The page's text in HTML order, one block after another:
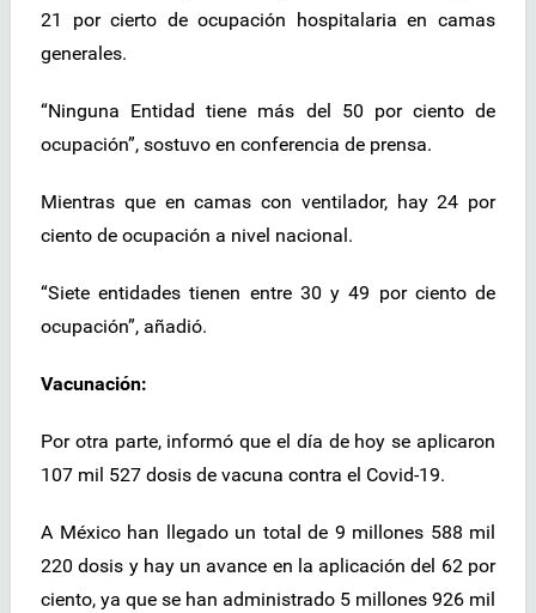
21 por cierto de ocupación hospitalaria en camas
generales.
“Ninguna Entidad tiene más del 50 por ciento de
ocupación”, sostuvo en conferencia de prensa.
Mientras que en camas con ventilador, hay 24 por
ciento de ocupación a nivel nacional.
“Siete entidades tienen entre 30 y 49 por ciento de
ocupación”, añadió.
Vacunación:
Por otra parte, informó que el día de hoy se aplicaron
107 mil 527 dosis de vacuna contra el Covid-19.
A México han llegado un total de 9 millones 588 mil
220 dosis y hay un avance en la aplicación del 62 por
ciento, ya que se han administrado 5 millones 926 mil